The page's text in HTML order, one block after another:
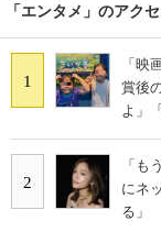
「エンタメ」のアク
1
「映
賞後
よ」
2
「も
にネ
る」